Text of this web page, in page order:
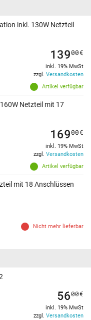
inkl. 130W Netzteil
Artikel verfügbar
13900€
inkl. 19% MwSt
zzgl. Versandkosten
Netzteil mit 17
Artikel verfügbar
16900€
inkl. 19% MwSt
zzgl. Versandkosten
mit 18 Anschlüssen
Nicht mehr lieferbar
5600€
inkl. 19% MwSt
zzgl. Versandkosten